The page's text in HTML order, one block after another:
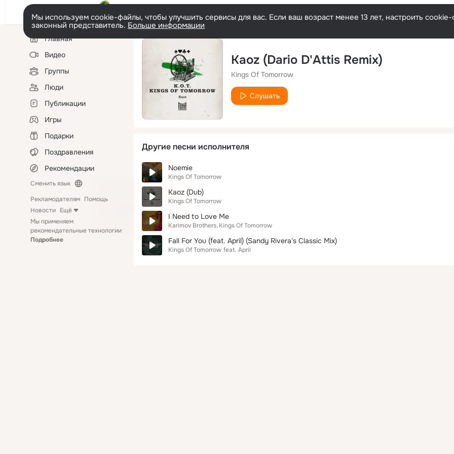
Мы используем cookie-файлы, чтобы улучшить сервисы для вас. Если ваш возраст менее 13 лет, настроить
законный представитель. Больше информации
Левая
колонкаГлавная
Видео
Группы
Люди
Публикации
Игры
Подарки
Поздравления
Рекомендации
Сменить язык
Рекламодателям Помощь
Новости Ещё
Мы применяем
рекомендательные технологии
Подробнее
Kaoz (Dario D'Attis Remix)
Kings Of Tomorrow
Слушать
Другие песни исполнителя
Noemie
Kings Of Tomorrow
Kaoz (Dub)
Kings Of Tomorrow
I Need to Love Me
Karimov Brothers Kings Of Tomorrow
Fall For You (feat. April) (Sandy Rivera's Classic Mix)
Kings Of Tomorrow feat. April